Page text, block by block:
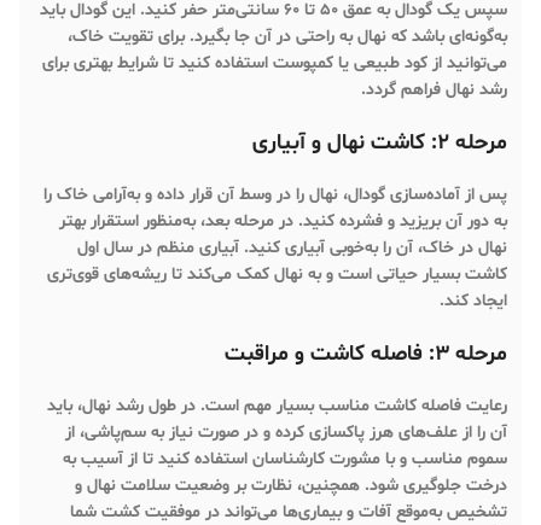
سپس یک گودال به عمق 50 تا 60 سانتی‌متر حفر کنید. این گودال باید
به‌گونه‌ای باشد که نهال به راحتی در آن جا بگیرد. برای تقویت خاک،
می‌توانید از کود طبیعی یا کمپوست استفاده کنید تا شرایط بهتری برای
رشد نهال فراهم گردد.
مرحله 2: کاشت نهال و آبیاری
پس از آماده‌سازی گودال، نهال را در وسط آن قرار داده و به‌آرامی خاک را
به دور آن بریزید و فشرده کنید. در مرحله بعد، به‌منظور استقرار بهتر
نهال در خاک، آن را به‌خوبی آبیاری کنید. آبیاری منظم در سال اول
کاشت بسیار حیاتی است و به نهال کمک می‌کند تا ریشه‌های قوی‌تری
ایجاد کند.
مرحله 3: فاصله کاشت و مراقبت
رعایت فاصله کاشت مناسب بسیار مهم است. در طول رشد نهال، باید
آن را از علف‌های هرز پاکسازی کرده و در صورت نیاز به سم‌پاشی، از
سموم مناسب و با مشورت کارشناسان استفاده کنید تا از آسیب به
درخت جلوگیری شود. همچنین، نظارت بر وضعیت سلامت نهال و
تشخیص به‌موقع آفات و بیماری‌ها می‌تواند در موفقیت کشت شما